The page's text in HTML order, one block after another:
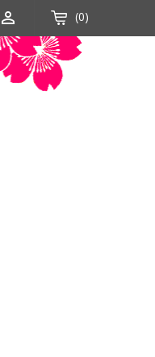
 (0)